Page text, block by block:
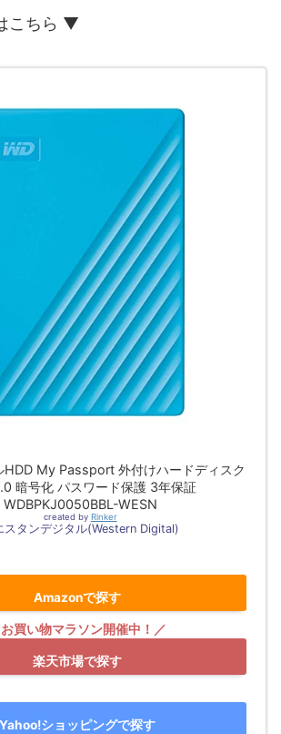
こちら ▼
HDD My Passport 外付けハードディスク
暗号化 パスワード保護 3年保証
WDBPKJ0050BBL-WESN
created by Rinker
スタンデジタル(Western Digital)
Amazonで探す
楽天市場で探す
Yahoo!ショッピングで探す